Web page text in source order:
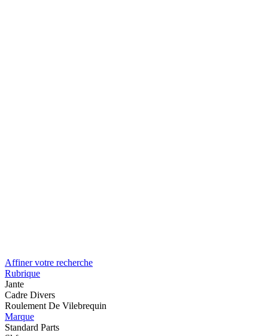
Affiner votre recherche
Rubrique
Jante
Cadre Divers
Roulement De Vilebrequin
Marque
Standard Parts